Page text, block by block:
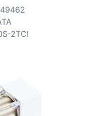
2TCI